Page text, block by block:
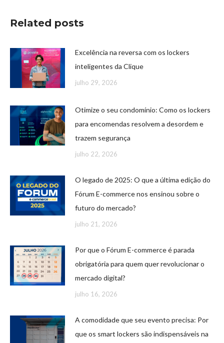
Related posts
Excelência na reversa com os lockers
inteligentes da Clique
julho 29, 2026
Otimize o seu condomínio: Como os lockers
para encomendas resolvem a desordem e
trazem segurança
julho 22, 2026
O legado de 2025: O que a última edição do
Fórum E-commerce nos ensinou sobre o
futuro do mercado?
julho 21, 2026
Por que o Fórum E-commerce é parada
obrigatória para quem quer revolucionar o
mercado digital?
julho 16, 2026
A comodidade que seu evento precisa: Por
que os smart lockers são indispensáveis na